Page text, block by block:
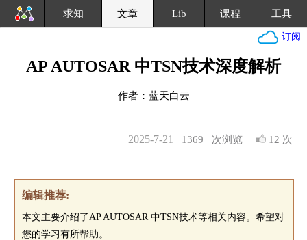
求知 文章 Lib 课程 工具
订阅
AP AUTOSAR 中TSN技术深度解析
作者：蓝天白云
1369 次浏览 12 次
2025-7-21
编辑推荐:
本文主要介绍了AP AUTOSAR 中TSN技术等相关内容。希望对
您的学习有所帮助。